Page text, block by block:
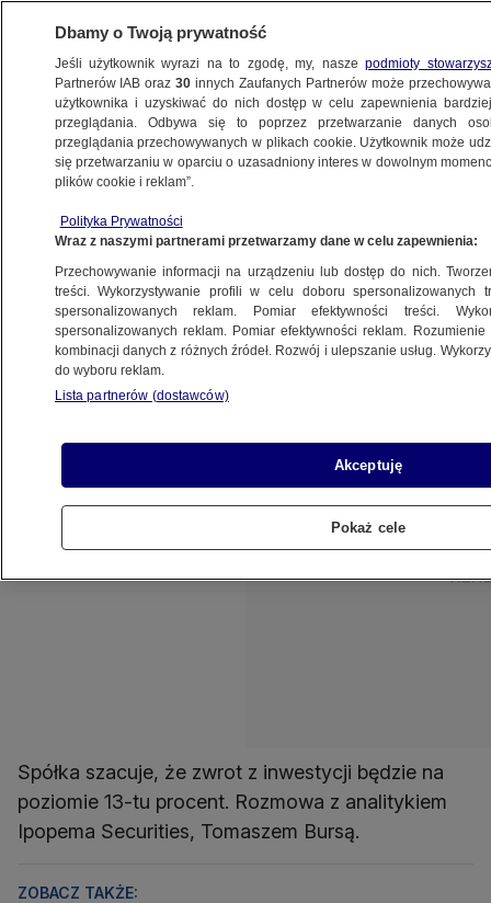
BIZNES
Z KRAJU
13.06.2013, 12:40
Udostępnij
2 miliardy 830 milionów złotych – za taką kwotę
PKO BP przejmie polskie aktywa Nordei.
Spółka szacuje, że zwrot z inwestycji będzie na
poziomie 13-tu procent. Rozmowa z analitykiem
Ipopema Securities, Tomaszem Bursą.
ZOBACZ TAKŻE:
Dbamy o Twoją prywatność
Jeśli użytkownik wyrazi na to zgodę, my, naszepodmioty
Partnerów IAB oraz30 innych Zaufanych Partnerów może
użytkownika i uzyskiwać do nich dostęp w celu zapewnienia
przeglądania. Odbywa się to poprzez przetwarzanie danych
przeglądania przechowywanych w plikach cookie. Użytkownik może
się przetwarzaniu w oparciu o uzasadniony interes w dowolnym
plików cookie i reklam”.
Polityka Prywatności
Wraz z naszymi partnerami przetwarzamy dane w celu zapewnienia:
Przechowywanie informacji na urządzeniu lub dostęp do nich.
treści. Wykorzystywanie profili w celu doboru spersonalizowanych
spersonalizowanych reklam. Pomiar efektywności treści.
spersonalizowanych reklam. Pomiar efektywności reklam.
kombinacji danych z różnych źródeł. Rozwój i ulepszanie usług.
do wyboru reklam.
Lista partnerów (dostawców)
Akceptuję
Pokaż cele